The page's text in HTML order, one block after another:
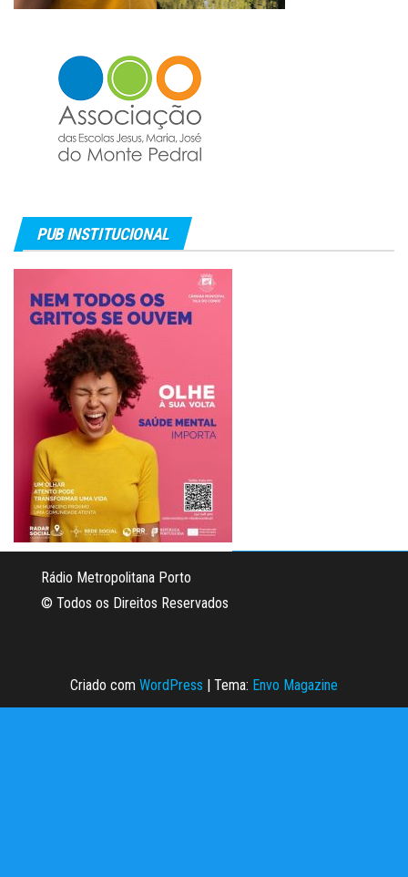
PUB INSTITUCIONAL
Rádio Metropolitana Porto
© Todos os Direitos Reservados
Criado com WordPress | Tema: Envo Magazine